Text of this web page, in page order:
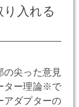
り入れる
の尖った意見
ター理論※で
アダプターの